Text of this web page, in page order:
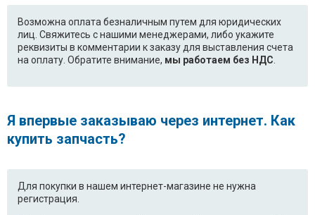
Возможна оплата безналичным путем для юридических
лиц. Свяжитесь с нашими менеджерами, либо укажите
реквизиты в комментарии к заказу для выставления счета
на оплату. Обратите внимание, мы работаем без НДС
Я впервые заказываю через интернет. Как
купить запчасть?
Для покупки в нашем интернет-магазине не нужна
регистрация.